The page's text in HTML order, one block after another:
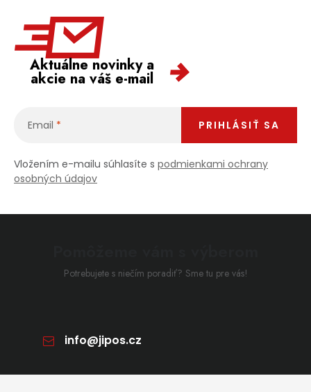
Aktuálne novinky a
akcie na váš e-mail
Email
Vložením e-mailu súhlasíte s podmienkami ochrany
osobných údajov
PRIHLÁSIŤ SA
Potrebujete s niečím poradiť? Sme tu pre vás!
info@jipos.cz